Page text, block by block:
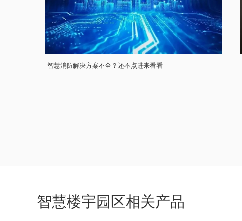
智慧楼宇园区相关产品
智慧消防解决方案不全？还不点进来看看